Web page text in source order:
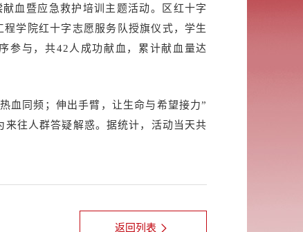
血暨应急救护培训主题活动。区红十字
学院红十字志愿服务队授旗仪式，学生
参与，共42人成功献血，累计献血量达
血同频；伸出手臂，让生命与希望接力”
往人群答疑解惑。据统计，活动当天共
返回列表